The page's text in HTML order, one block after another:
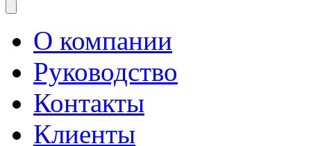
О компании
Руководство
Контакты
Клиенты